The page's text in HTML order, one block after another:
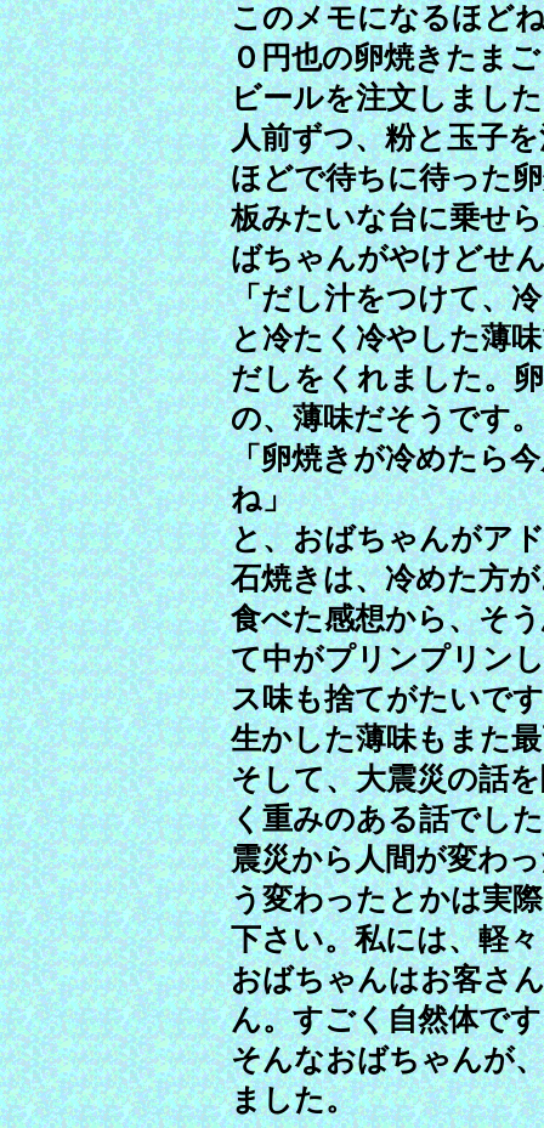
このメモになるほど
０円也の卵焼きたま
ビールを注文しまし
人前ずつ、粉と玉子
ほどで待ちに待った
板みたいな台に乗せ
ばちゃんがやけどせ
「だし汁をつけて、
と冷たく冷やした薄
だしをくれました。
の、薄味だそうです。
「卵焼きが冷めたら
ね」
と、おばちゃんがア
石焼きは、冷めた方
食べた感想から、そ
て中がプリンプリン
ス味も捨てがたいで
生かした薄味もまた
そして、大震災の話
く重みのある話でし
震災から人間が変わ
う変わったとかは実
下さい。私には、軽
おばちゃんはお客さ
ん。すごく自然体で
そんなおばちゃんが
ました。